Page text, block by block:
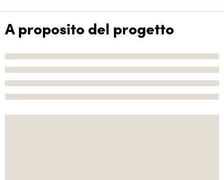
A proposito del progetto